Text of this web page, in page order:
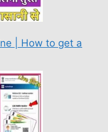
| How to get a